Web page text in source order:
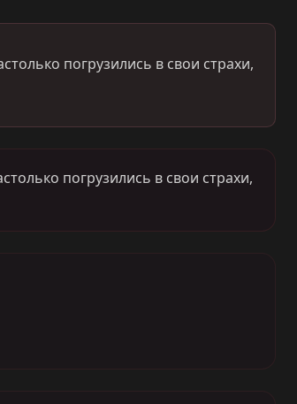
погрузились в свои страхи,
погрузились в свои страхи,